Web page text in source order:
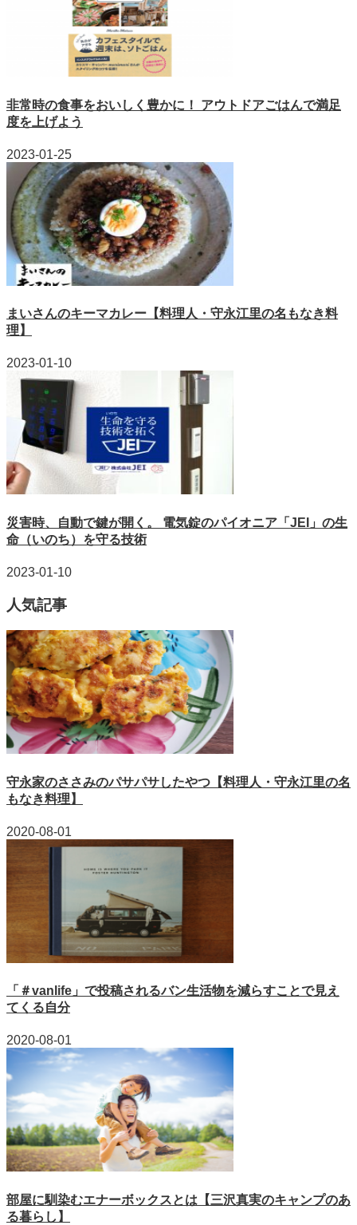
非常時の食事をおいしく豊かに！ アウトドアごはんで満足
度を上げよう
2023-01-25
まいさんのキーマカレー【料理人・守永江里の名もなき料
理】
2023-01-10
災害時、自動で鍵が開く。 電気錠のパイオニア「JEI」の生
命（いのち）を守る技術
2023-01-10
人気記事
守永家のささみのパサパサしたやつ【料理人・守永江里の名
もなき料理】
2020-08-01
「＃vanlife」で投稿されるバン生活物を減らすことで見え
てくる自分
2020-08-01
部屋に馴染むエナーボックスとは【三沢真実のキャンプのあ
る暮らし】